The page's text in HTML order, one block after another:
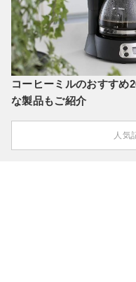
コーヒーミルのおすすめ
な製品もご紹介
人気